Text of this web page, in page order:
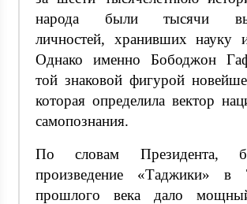
народа были тысячи
личностей, хранивших науку
Однако именно Бободжон
той знаковой фигурой
которая определила вектор
самопознания.
По словам Президента,
произведение «Таджики» в
прошлого века дало